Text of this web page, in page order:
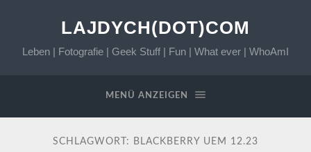
LAJDYCH(DOT)COM
Leben | Fotografie | Geek Stuff | Fun | What ever | WhoAmI
MENÜ ANZEIGEN
SCHLAGWORT: BLACKBERRY UEM 12.23